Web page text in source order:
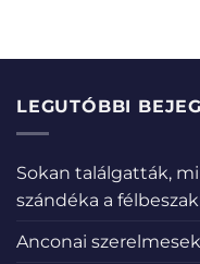
LEGUTÓBBI
Sokan találgatták,
szándéka a
Anconai szerelmesek